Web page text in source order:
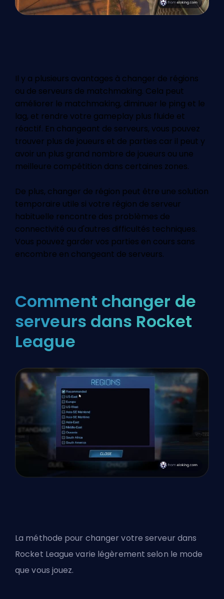
Il y a plusieurs avantages à changer de régions
ou de serveurs de matchmaking. Cela peut
améliorer le matchmaking, diminuer le ping et le
lag, et rendre votre gameplay plus fluide et
réactif. En changeant de serveurs, vous pouvez
trouver plus de joueurs et de parties car il peut y
avoir un plus grand nombre de joueurs ou une
meilleure compétition dans certaines zones.
De plus, changer de région peut être une solution
temporaire utile si votre région de serveur
habituelle rencontre des problèmes de
connectivité ou d'autres difficultés techniques.
Vous pouvez garder vos parties en cours sans
encombre en changeant de serveurs.
Comment changer de
serveurs dans Rocket
League
La méthode pour changer votre serveur dans
Rocket League varie légèrement selon le mode
que vous jouez.